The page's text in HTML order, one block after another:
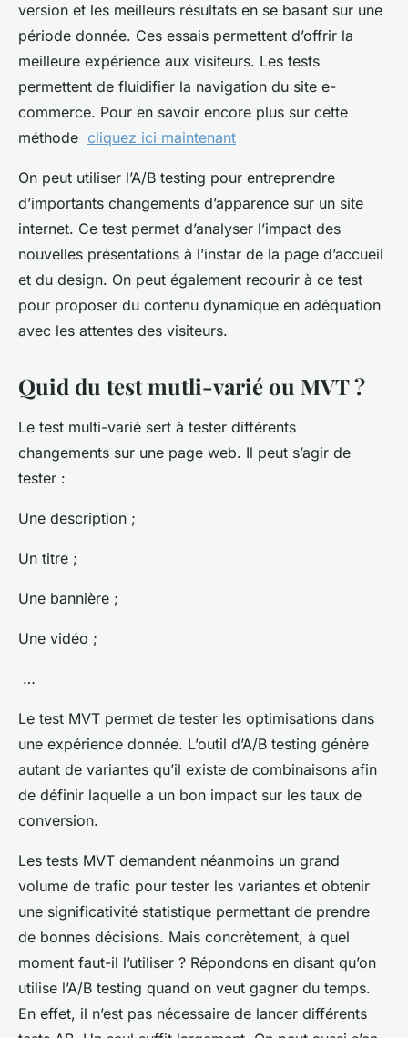
version et les meilleurs résultats en se basant sur une
période donnée. Ces essais permettent d’offrir la
meilleure expérience aux visiteurs. Les tests
permettent de fluidifier la navigation du site e-
commerce. Pour en savoir encore plus sur cette
méthode cliquez ici maintenant
On peut utiliser l’A/B testing pour entreprendre
d’importants changements d’apparence sur un site
internet. Ce test permet d’analyser l’impact des
nouvelles présentations à l’instar de la page d’accueil
et du design. On peut également recourir à ce test
pour proposer du contenu dynamique en adéquation
avec les attentes des visiteurs.
Quid du test mutli-varié ou MVT ?
Le test multi-varié sert à tester différents
changements sur une page web. Il peut s’agir de
tester :
Une description ;
Un titre ;
Une bannière ;
Une vidéo ;
…
Le test MVT permet de tester les optimisations dans
une expérience donnée. L’outil d’A/B testing génère
autant de variantes qu’il existe de combinaisons afin
de définir laquelle a un bon impact sur les taux de
conversion.
Les tests MVT demandent néanmoins un grand
volume de trafic pour tester les variantes et obtenir
une significativité statistique permettant de prendre
de bonnes décisions. Mais concrètement, à quel
moment faut-il l’utiliser ? Répondons en disant qu’on
utilise l’A/B testing quand on veut gagner du temps.
En effet, il n’est pas nécessaire de lancer différents